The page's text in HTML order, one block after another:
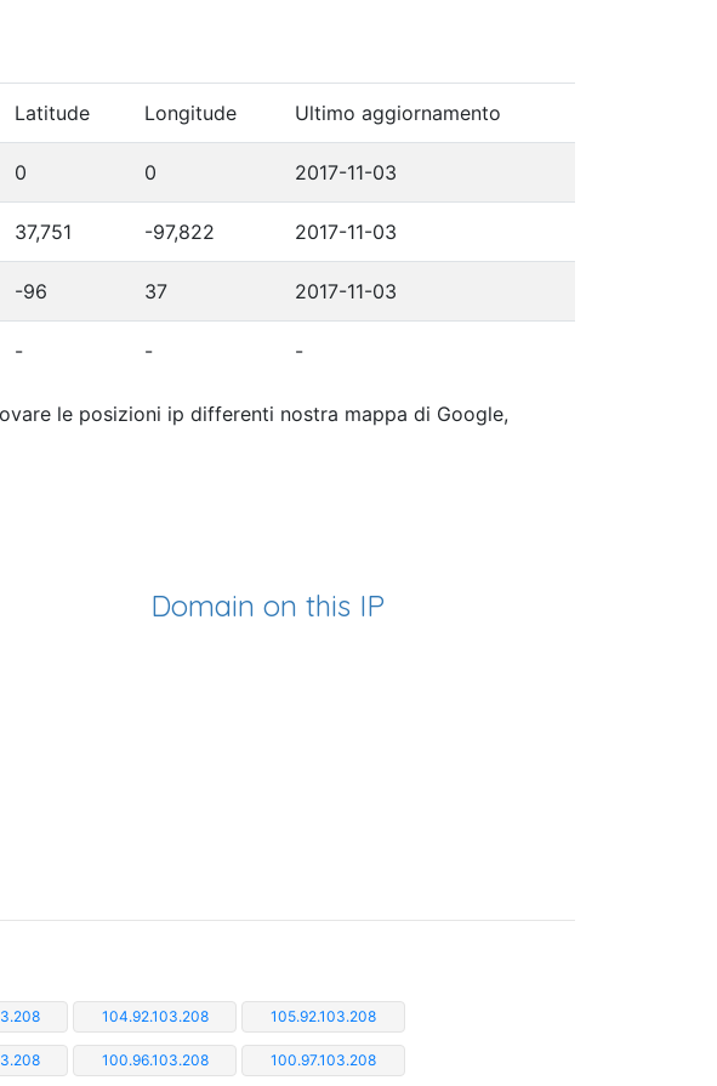
Latitude Longitude Ultimo aggiornamento
0 0 2017-11-03
37,751 -97,822 2017-11-03
-96 37 2017-11-03
- - -
le posizioni ip differenti nostra mappa di Google,
Domain on this IP
104.92.103.208 105.92.103.208
100.96.103.208 100.97.103.208